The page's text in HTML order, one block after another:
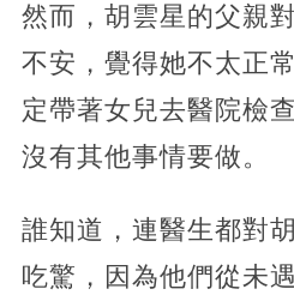
然而，胡雲星的父親
不安，覺得她不太正
定帶著女兒去醫院檢
沒有其他事情要做。
誰知道，連醫生都對
吃驚，因為他們從未